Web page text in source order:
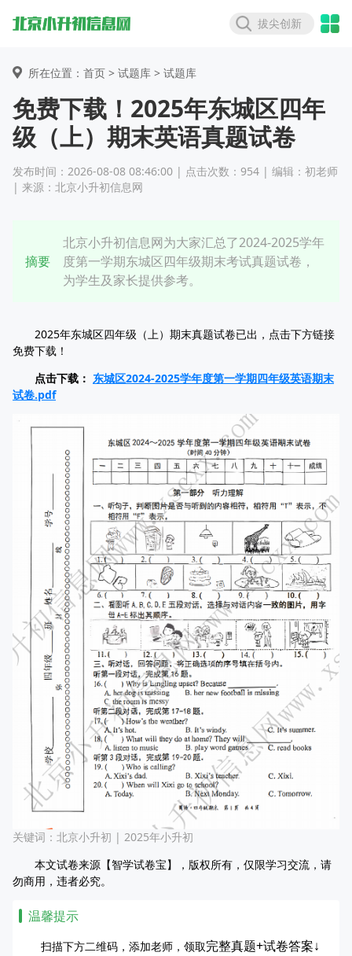
拔尖创新
所在位置：首页 > 试题库 > 试题库
免费下载！2025年东城区四年
级（上）期末英语真题试卷
发布时间：2026-08-08 08:46:00 | 点击次数：954 | 编辑：初老师
| 来源：北京小升初信息网
摘要
北京小升初信息网为大家汇总了2024-2025学年
度第一学期东城区四年级期末考试真题试卷，
为学生及家长提供参考。
2025年东城区四年级（上）期末真题试卷已出，点击下方链接
免费下载！
点击下载： 东城区2024-2025学年度第一学期四年级英语期末
试卷.pdf
关键词： 北京小升初 | 2025年小升初
本文试卷来源【智学试卷宝】，版权所有，仅限学习交流，请
勿商用，违者必究。
温馨提示
扫描下方二维码，添加老师，领取完整真题+试卷答案↓